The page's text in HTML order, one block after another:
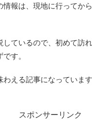
報は、現地に行ってか
ているので、初めて訪
す。
える記事になっていま
スポンサーリンク